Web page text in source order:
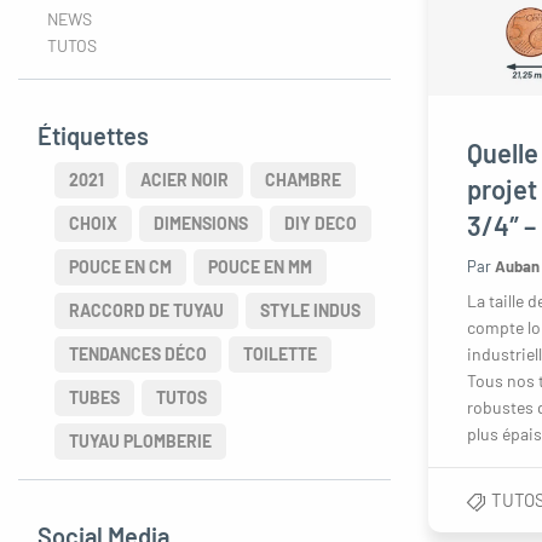
projet
3/4″ –
ParAuban
La taille
compte
Tous nos
robustes
plus
NEWS
TUTOS
Étiquettes
2021 ACIER NOIR CHAMBRE
CHOIX DIMENSIONS DIY DECO
POUCE EN CM POUCE EN MM
RACCORD DE TUYAU STYLE INDUS
TENDANCES DÉCO TOILETTE
TUBES TUTOS
TUYAU PLOMBERIE
Social Media
menu
menu